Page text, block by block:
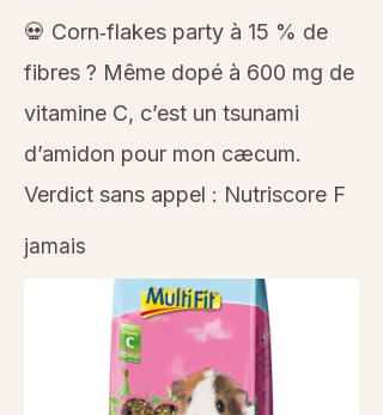
💀 Corn‑flakes party à 15 % de
fibres ? Même dopé à 600 mg de
vitamine C, c’est un tsunami
d’amidon pour mon cæcum.
Verdict sans appel : Nutriscore F
jamais